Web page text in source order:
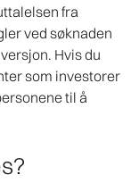
fra
ved søknaden
Hvis du
som investorer
til å